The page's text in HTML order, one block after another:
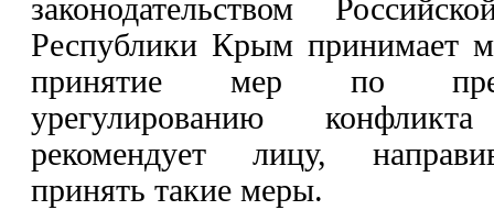
законодательством
Республики Крым принимает
принятие мер по
урегулированию
рекомендует лицу,
принять такие меры.